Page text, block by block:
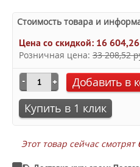
Стоимость товара и
Цена со скидкой: 16
Розничная цена: 33 208,52
Добавить в
Купить в 1 клик
Этот товар сейчас смотрят